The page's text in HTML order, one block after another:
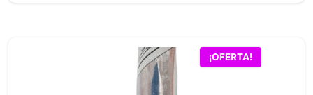
¡OFERTA!